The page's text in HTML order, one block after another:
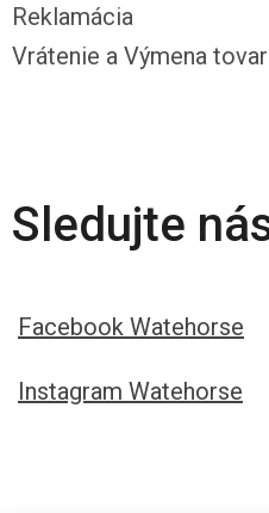
Reklamácia
Vrátenie a Výmena
Sledujte
Facebook Watehorse
Instagram Watehorse